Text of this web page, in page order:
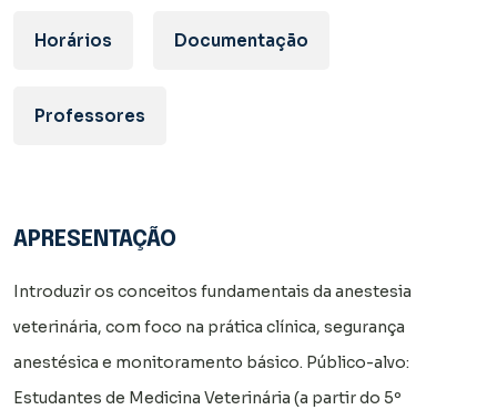
Horários Documentação
Professores
APRESENTAÇÃO
Introduzir os conceitos fundamentais da anestesia
veterinária, com foco na prática clínica, segurança
anestésica e monitoramento básico. Público-alvo:
Estudantes de Medicina Veterinária (a partir do 5º